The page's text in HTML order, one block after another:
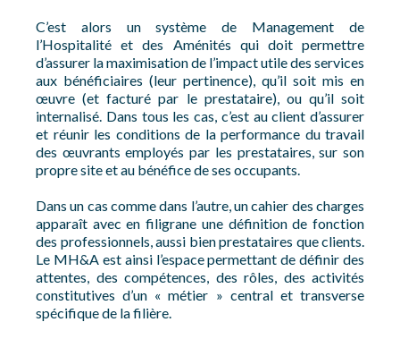
C’est alors un système de Management de
l’Hospitalité et des Aménités qui doit permettre
d’assurer la maximisation de l’impact utile des services
aux bénéficiaires (leur pertinence), qu’il soit mis en
œuvre (et facturé par le prestataire), ou qu’il soit
internalisé. Dans tous les cas, c’est au client d’assurer
et réunir les conditions de la performance du travail
des œuvrants employés par les prestataires, sur son
propre site et au bénéfice de ses occupants.
Dans un cas comme dans l’autre, un cahier des charges
apparaît avec en filigrane une définition de fonction
des professionnels, aussi bien prestataires que clients.
Le MH&A est ainsi l’espace permettant de définir des
attentes, des compétences, des rôles, des activités
constitutives d’un « métier » central et transverse
spécifique de la filière.